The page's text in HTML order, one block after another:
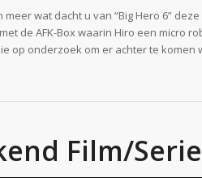
meer wat dacht u van “Big Hero 6”
de AFK-Box waarin Hiro een micro
op onderzoek om er achter te
Film/